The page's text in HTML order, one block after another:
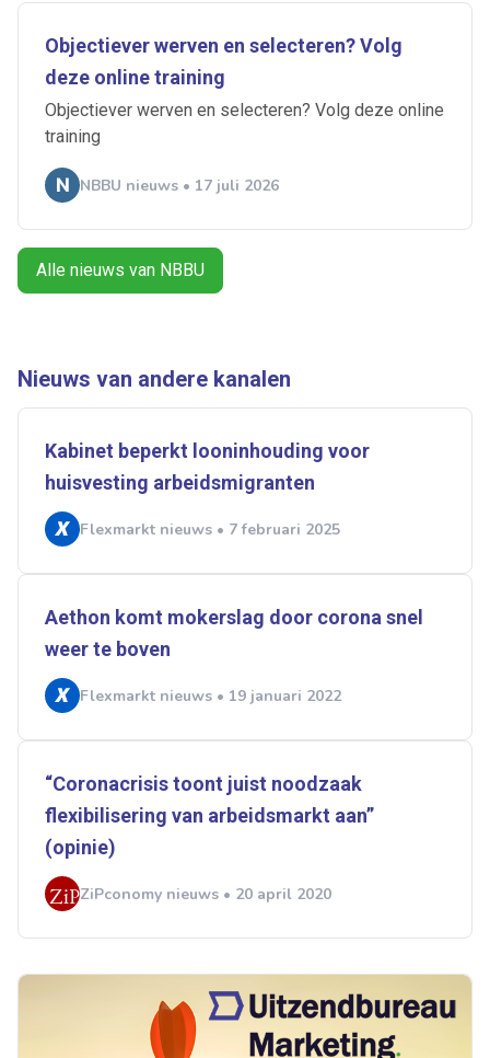
Objectiever werven en selecteren? Volg
deze online training
Objectiever werven en selecteren? Volg deze online
training
NBBU nieuws • 17 juli 2026
Alle nieuws van NBBU
Nieuws van andere kanalen
Kabinet beperkt looninhouding voor
huisvesting arbeidsmigranten
Flexmarkt nieuws • 7 februari 2025
Aethon komt mokerslag door corona snel
weer te boven
Flexmarkt nieuws • 19 januari 2022
“Coronacrisis toont juist noodzaak
flexibilisering van arbeidsmarkt aan”
(opinie)
ZiPconomy nieuws • 20 april 2020
je mailbox
Normering Arbeid